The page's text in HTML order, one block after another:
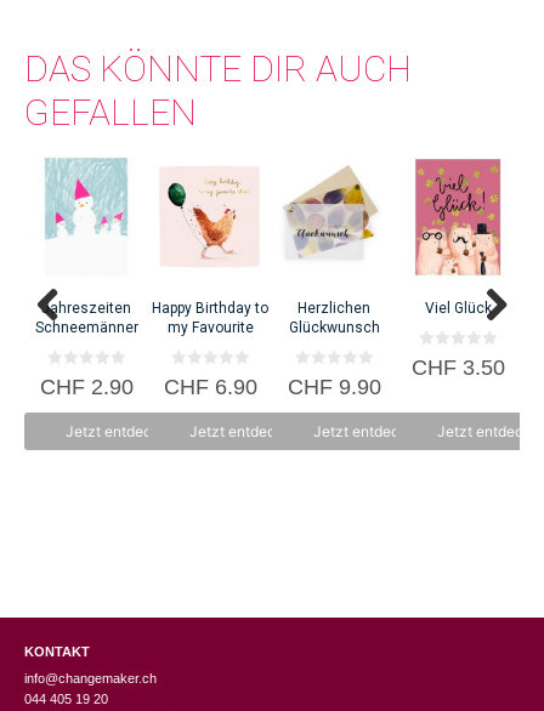
DAS KÖNNTE DIR AUCH
GEFALLEN
Jahreszeiten
Schneemänner
0
v
CHF2.90
Jetzt entdecken
Happy Birthday to
my Favourite
0
v
CHF6.90
Jetzt entdecken
Herzlichen
Glückwunsch
0
v
CHF9.90
Jetzt entdecken
Viel Glück
0
v
CHF3.50
Jetzt
KONTAKT
info@changemaker.ch
044 405 19 20